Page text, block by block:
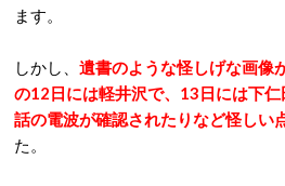
ます。
しかし、 遺書のような怪しげな画像
の12日には軽井沢で、13日には下
話の電波が確認されたりなど怪しい
た。